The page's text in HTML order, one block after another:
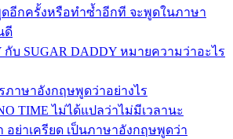
อีกครั้งหรือทำซ้ำอีกที จะพูดในภาษา
ดี
กับ SUGAR DADDY หมายความว่าอะไร
าษาอังกฤษพูดว่าอย่างไร
TIME ไม่ได้แปลว่าไม่มีเวลานะ
อย่าเครียด เป็นภาษาอังกฤษพูดว่า